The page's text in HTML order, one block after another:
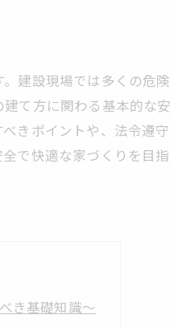
建設現場では多くの危
て方に関わる基本的な
きポイントや、法令遵
で快適な家づくりを目
き基礎知識～